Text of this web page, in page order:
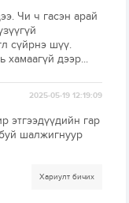
Чи ч гасэн арай
сүйрнэ шүү.
хамаагүй дээр...
2025-05-19 12:19:09
этгээдүүдийн гар
шалжигнуур
Хариулт бичих